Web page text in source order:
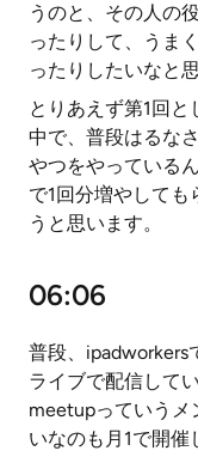
うのと、その人の
ったりして、うま
ったりしたいなと
とりあえず第1回
中で、普段はるな
やつをやっている
で1回分増やして
うと思います。
06:06
普段、ipadworkers
ライブで配信して
meetupっていうメ
いなのも月1で開催